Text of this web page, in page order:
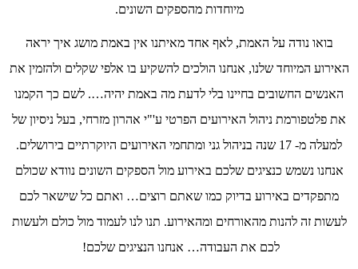
מיוחדות מהספקים השונים.
בואו נודה על האמת, לאף אחד מאיתנו אין באמת מושג איך יראה
האירוע המיוחד שלנו, אנחנו הולכים להשקיע בו אלפי שקלים ולהזמין את
האנשים החשובים בחיינו בלי לדעת מה באמת יהיה…. לשם כך הקמנו
את פלטפורמת ניהול האירועים הפרטי ע'"י אהרון מזרחי, בעל ניסיון של
למעלה מ- 17 שנה בניהול גני ומתחמי האירועים היוקרתיים בירושלים.
אנחנו נשמש כנציגים שלכם באירוע מול הספקים השונים נוודא שכולם
מתפקדים באירוע בדיוק כמו שאתם רוצים… ואתם כל שישאר לכם
לעשות זה להנות מהאורחים ומהאירוע. תנו לנו לעמוד מול כולם ולעשות
לכם את העבודה… אנחנו הנציגים שלכם!